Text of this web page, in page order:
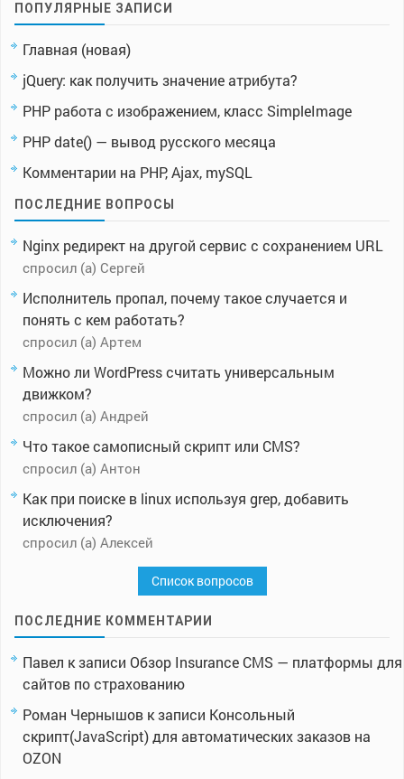
ПОПУЛЯРНЫЕ ЗАПИСИ
Главная (новая)
jQuery: как получить значение атрибута?
PHP работа с изображением, класс SimpleImage
PHP date() — вывод русского месяца
Комментарии на PHP, Ajax, mySQL
ПОСЛЕДНИЕ ВОПРОСЫ
Nginx редирект на другой сервис с сохранением URL
спросил (а) Сергей
Исполнитель пропал, почему такое случается и
понять с кем работать?
спросил (а) Артем
Можно ли WordPress считать универсальным
движком?
спросил (а) Андрей
Что такое самописный скрипт или CMS?
спросил (а) Антон
Как при поиске в linux используя grep, добавить
исключения?
спросил (а) Алексей
Список вопросов
ПОСЛЕДНИЕ КОММЕНТАРИИ
Павел к записи Обзор Insurance CMS — платформы для
сайтов по страхованию
Роман Чернышов к записи Консольный
скрипт(JavaScript) для автоматических заказов на
OZON